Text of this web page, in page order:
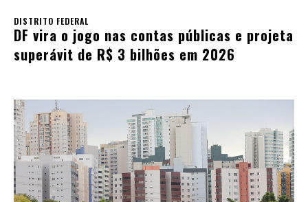
DISTRITO FEDERAL
DF vira o jogo nas contas públicas e projeta
superávit de R$ 3 bilhões em 2026